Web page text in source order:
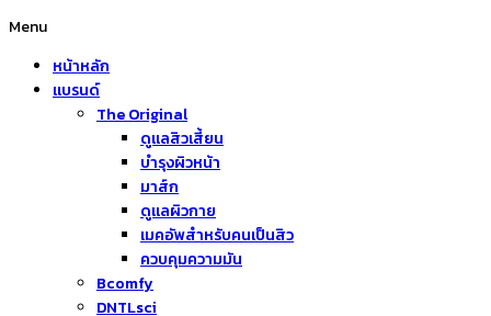
Menu
หน้าหลัก
แบรนด์
The Original
ดูแลสิวเสี้ยน
บำรุงผิวหน้า
มาส์ก
ดูแลผิวกาย
เมคอัพสำหรับคนเป็นสิว
ควบคุมความมัน
Bcomfy
DNTLsci